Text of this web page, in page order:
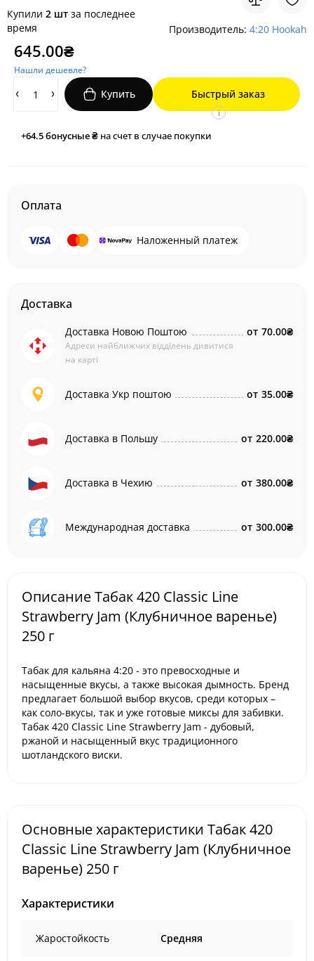
Купили 2 шт за последнее
время
Производитель: 4:20 Hookah
645.00₴
Нашли дешевле?
Купить Быстрый заказ
+64.5бонусные ₴ на счет в случае покупки
i
Оплата
Наложенный платеж
Доставка
Доставка Новою Поштою
Адреси найближчих відділень дивитися
на карті
от 70.00₴
Доставка Укр поштою от 35.00₴
Доставка в Польшу от 220.00₴
Доставка в Чехию от 380.00₴
Международная доставка от 300.00₴
Описание Табак 420 Classic Line
Strawberry Jam (Клубничное варенье)
250 г
Табак для кальяна 4:20 - это превосходные и
насыщенные вкусы, а также высокая дымность. Бренд
предлагает большой выбор вкусов, среди которых –
как соло-вкусы, так и уже готовые миксы для забивки.
Табак 420 Classic Line Strawberry Jam - дубовый,
ржаной и насыщенный вкус традиционного
шотландского виски.
Основные характеристики Табак 420
Classic Line Strawberry Jam (Клубничное
варенье) 250 г
Характеристики
Жаростойкость Средняя